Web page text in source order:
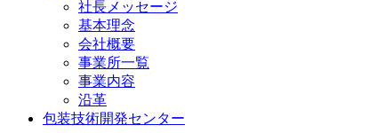
社長メッセージ
基本理念
会社概要
事業所一覧
事業内容
沿革
包装技術開発センター